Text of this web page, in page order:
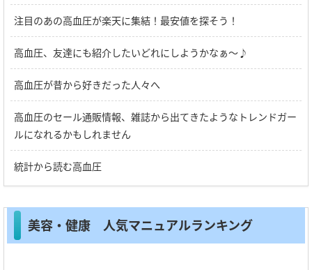
注目のあの高血圧が楽天に集結！最安値を探そう！
高血圧、友達にも紹介したいどれにしようかなぁ～♪
高血圧が昔から好きだった人々へ
高血圧のセール通販情報、雑誌から出てきたようなトレンドガー
ルになれるかもしれません
統計から読む高血圧
美容・健康 人気マニュアルランキング